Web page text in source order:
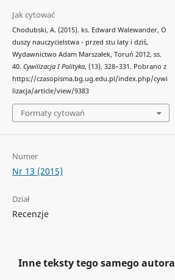
Jak cytować
Chodubski, A. (2015). ks. Edward Walewander, O
duszy nauczycielstwa - przed stu laty i dziś,
Wydawnictwo Adam Marszałek, Toruń 2012, ss.
40. Cywilizacja I Polityka, (13), 328–331. Pobrano z
https://czasopisma.bg.ug.edu.pl/index.php/cywi
lizacja/article/view/9383
Formaty cytowań
Numer
Nr 13 (2015)
Dział
Recenzje
Inne teksty tego samego autora